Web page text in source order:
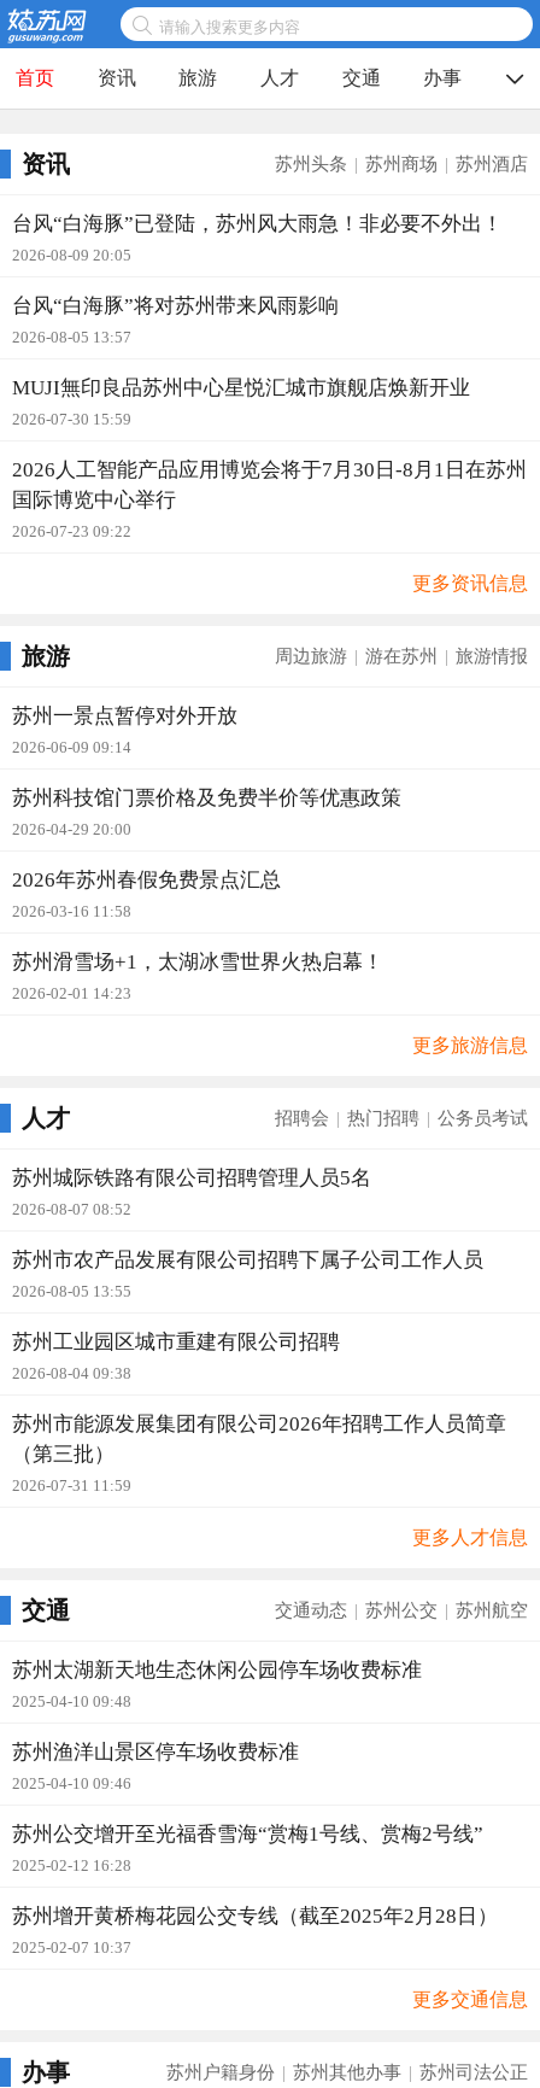
 请输入搜索更多内容
首页 资讯 旅游 人才 交通 办事 
资讯 苏州头条 苏州商场 苏州酒店
台风“白海豚”已登陆，苏州风大雨急！非必要不外出！
2026-08-09 20:05
台风“白海豚”将对苏州带来风雨影响
2026-08-05 13:57
MUJI無印良品苏州中心星悦汇城市旗舰店焕新开业
2026-07-30 15:59
2026人工智能产品应用博览会将于7月30日-8月1日在苏州
国际博览中心举行
2026-07-23 09:22
更多资讯信息
旅游 周边旅游 游在苏州 旅游情报
苏州一景点暂停对外开放
2026-06-09 09:14
苏州科技馆门票价格及免费半价等优惠政策
2026-04-29 20:00
2026年苏州春假免费景点汇总
2026-03-16 11:58
苏州滑雪场+1，太湖冰雪世界火热启幕！
2026-02-01 14:23
更多旅游信息
人才 招聘会 热门招聘 公务员考试
苏州城际铁路有限公司招聘管理人员5名
2026-08-07 08:52
苏州市农产品发展有限公司招聘下属子公司工作人员
2026-08-05 13:55
苏州工业园区城市重建有限公司招聘
2026-08-04 09:38
苏州市能源发展集团有限公司2026年招聘工作人员简章
（第三批）
2026-07-31 11:59
更多人才信息
交通 交通动态 苏州公交 苏州航空
苏州太湖新天地生态休闲公园停车场收费标准
2025-04-10 09:48
苏州渔洋山景区停车场收费标准
2025-04-10 09:46
苏州公交增开至光福香雪海“赏梅1号线、赏梅2号线”
2025-02-12 16:28
苏州增开黄桥梅花园公交专线（截至2025年2月28日）
2025-02-07 10:37
更多交通信息
办事 苏州户籍身份 苏州其他办事 苏州司法公正